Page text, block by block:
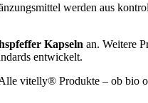
werden aus
Kapseln an. Weitere
entwickelt.
vitelly® Produkte – ob bio